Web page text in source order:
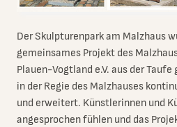
Der Skulpturenpark am Malzhaus
gemeinsames Projekt des
Plauen-Vogtland e.V. aus der
in der Regie des Malzhauses
und erweitert. Künstlerinnen und
angesprochen fühlen und das